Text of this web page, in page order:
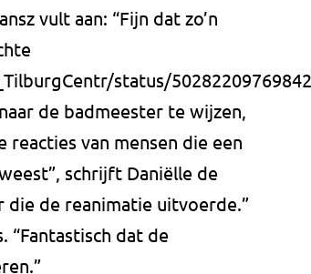
vult aan: “Fijn dat zo’n
status/
de badmeester te wijzen,
reacties van mensen die een
schrijft Daniëlle de
de reanimatie uitvoerde.”
“Fantastisch dat de